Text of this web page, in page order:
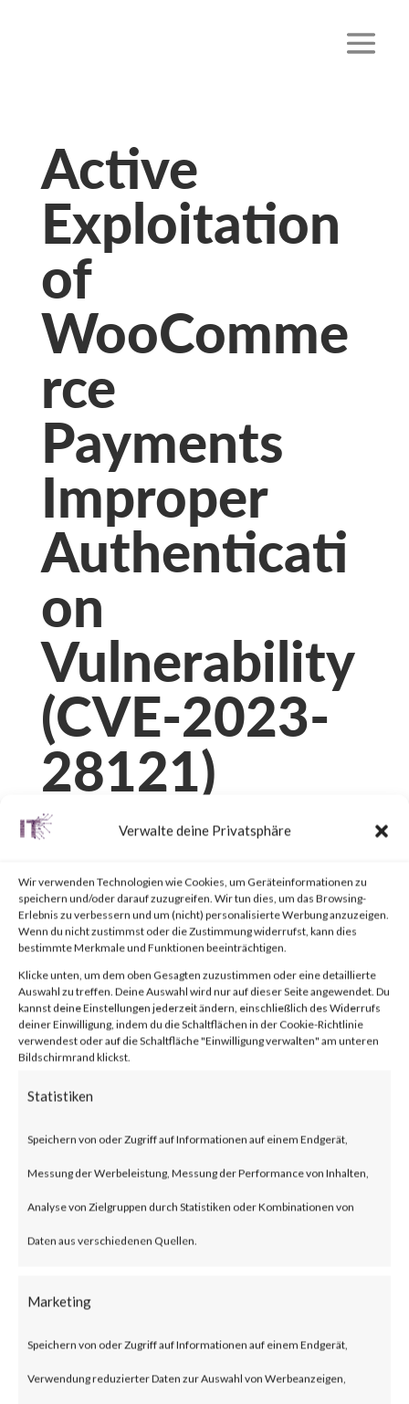
Verwalte deine Privatsphäre
Wir verwenden Technologien wie Cookies, um Geräteinformationen zu
speichern und/oder darauf zuzugreifen. Wir tun dies, um das Browsing-
Erlebnis zu verbessern und um (nicht) personalisierte Werbung anzuzeigen.
Wenn du nicht zustimmst oder die Zustimmung widerrufst, kann dies
bestimmte Merkmale und Funktionen beeinträchtigen.
Klicke unten, um dem oben Gesagten zuzustimmen oder eine detaillierte
Auswahl zu treffen. Deine Auswahl wird nur auf dieser Seite angewendet. Du
kannst deine Einstellungen jederzeit ändern, einschließlich des Widerrufs
deiner Einwilligung, indem du die Schaltflächen in der Cookie-Richtlinie
verwendest oder auf die Schaltfläche "Einwilligung verwalten" am unteren
Bildschirmrand klickst.
Statistiken
Speichern von oder Zugriff auf Informationen auf einem Endgerät,
Messung der Werbeleistung, Messung der Performance von Inhalten,
Analyse von Zielgruppen durch Statistiken oder Kombinationen von
Daten aus verschiedenen Quellen.
Marketing
Speichern von oder Zugriff auf Informationen auf einem Endgerät,
Verwendung reduzierter Daten zur Auswahl von Werbeanzeigen,
Active
Exploitation
of
WooComme
rce
Payments
Improper
Authenticati
on
Vulnerability
(CVE-2023-
28121)
von 27. Juli 2023 Unkategorisiert | 0 Kommentare
Facebook 0
What is WooCommerce
Payments?
popular e-commerce payment
plugin for WordPress designed
for small to large-sized online
merchants using WordPress.
According to Woo, the plugin
installations.
What is the Attack?